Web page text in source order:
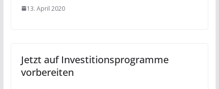
13. April 2020
Jetzt auf Investitionsprogramme
vorbereiten